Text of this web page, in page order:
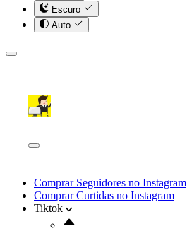
Escuro
Auto
Comprar Seguidores no Instagram
Comprar Curtidas no Instagram
Tiktok